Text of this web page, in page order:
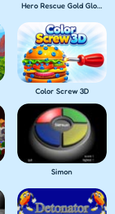
Hero Rescue Gold Glory
Color Screw 3D
Simon